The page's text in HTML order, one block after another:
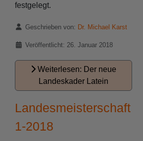
festgelegt.
DetailsGeschrieben von: Dr. Michael Karst
Veröffentlicht: 26. Januar 2018
Weiterlesen: Der neue
Landeskader Latein
Landesmeisterschaft
1-2018